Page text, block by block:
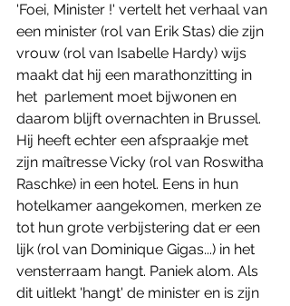
'Foei, Minister !' vertelt het verhaal van
een minister (rol van Erik Stas) die zijn
vrouw (rol van Isabelle Hardy) wijs
maakt dat hij een marathonzitting in
het  parlement moet bijwonen en
daarom blijft overnachten in Brussel.
Hij heeft echter een afspraakje met
zijn maîtresse Vicky (rol van Roswitha
Raschke) in een hotel. Eens in hun
hotelkamer aangekomen, merken ze
tot hun grote verbijstering dat er een
lijk (rol van Dominique Gigas...) in het
vensterraam hangt. Paniek alom. Als
dit uitlekt 'hangt' de minister en is zijn